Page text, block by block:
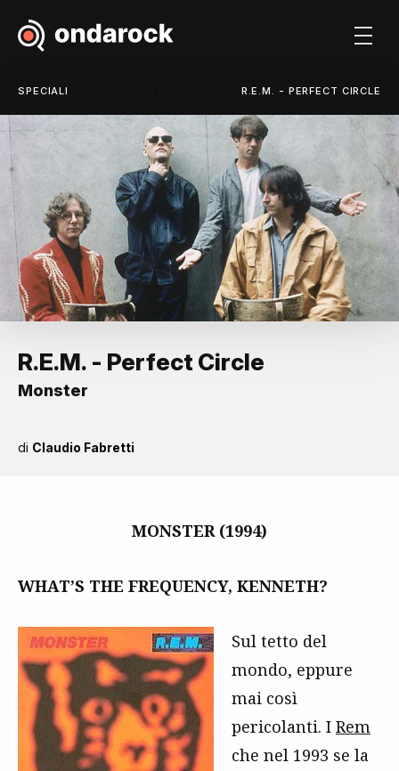
SPECIALI R.E.M. - PERFECT CIRCLE
R.E.M. - Perfect Circle
Monster
di Claudio Fabretti
MONSTER (1994)
WHAT’S THE FREQUENCY, KENNETH?
Sul tetto del
mondo, eppure
mai così
pericolanti. I Rem
che nel 1993 se la